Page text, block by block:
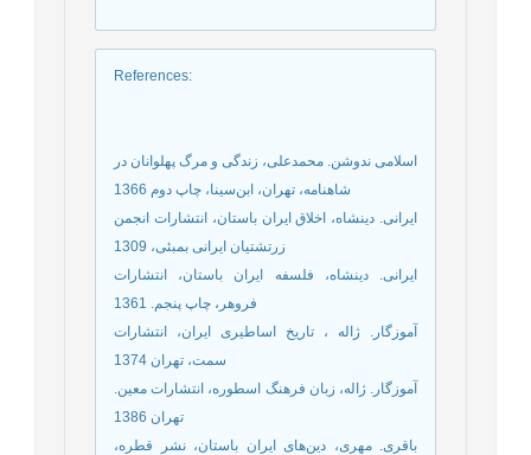
References:
اسلامی ندوشن. محمدعلی، زندگی و مرگ پهلوانان در
شاهنامه، تهران، ابن‌سینا، چاپ دوم 1366
ایرانی. دینشاه، اخلاق ایران باستان، انتشارات انجمن
زرتشتیان ایرانی بمبئی، 1309
ایرانی. دینشاه، فلسفه ایران باستان، انتشارات
فروهر، چاپ پنجم. 1361
آموزگار. ژاله ، تاریخ اساطیری ایران، انتشارات
سمت، تهران 1374
آموزگار. ژاله، زبان فرهنگ اسطوره، انتشارات معین.
تهران 1386
باقری. مهری، دین‌های ایران باستان، نشر قطره،